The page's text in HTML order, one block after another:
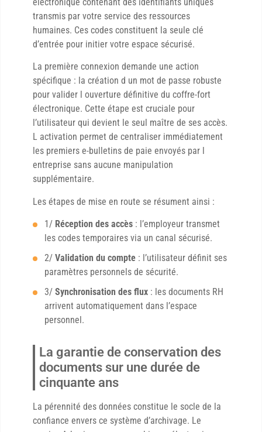
transmis par votre service des ressources
humaines. Ces codes constituent la seule clé
d’entrée pour initier votre espace sécurisé.
La première connexion demande une action
spécifique : la création d un mot de passe robuste
pour valider l ouverture définitive du coffre-fort
électronique. Cette étape est cruciale pour
l’utilisateur qui devient le seul maître de ses accès.
L activation permet de centraliser immédiatement
les premiers e-bulletins de paie envoyés par l
entreprise sans aucune manipulation
supplémentaire.
Les étapes de mise en route se résument ainsi :
1/ Réception des accès : l’employeur transmet
les codes temporaires via un canal sécurisé.
2/ Validation du compte : l’utilisateur définit ses
paramètres personnels de sécurité.
3/ Synchronisation des flux : les documents RH
arrivent automatiquement dans l’espace
personnel.
La garantie de conservation des
documents sur une durée de
cinquante ans
La pérennité des données constitue le socle de la
confiance envers ce système d’archivage. Le